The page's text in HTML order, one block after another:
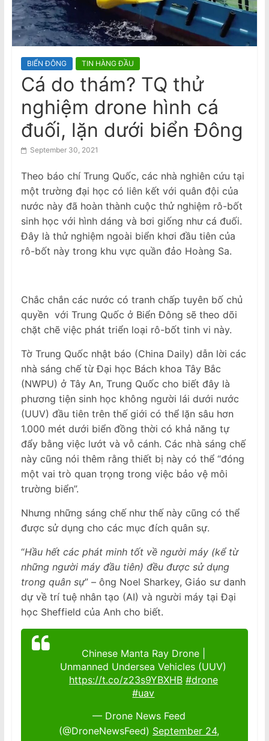
a
m
s
e
N
e
w
s
a
p
e
r
nữ gốc Việt, ngáp trong phiên tòa
National Stroke Week: Mẹo đơn giản
giúp giảm nguy cơ bị đột quỵ
BIỂN ĐÔNG TIN HÀNG ĐẦU
Cá do thám? TQ thử
nghiệm drone hình cá
đuối, lặn dưới biển Đông
September 30, 2021
Theo báo chí Trung Quốc, các nhà nghiên cứu tại
một trường đại học có liên kết với quân đội của
nước này đã hoàn thành cuộc thử nghiệm rô-bốt
sinh học với hình dáng và bơi giống như cá đuối.
Đây là thử nghiệm ngoài biển khơi đầu tiên của
rô-bốt này trong khu vực quần đảo Hoàng Sa.
Chắc chắn các nước có tranh chấp tuyên bố chủ
quyền với Trung Quốc ở Biển Đông sẽ theo dõi
chặt chẽ việc phát triển loại rô-bốt tinh vi này.
Tờ Trung Quốc nhật báo (China Daily) dẫn lời các
nhà sáng chế từ Đại học Bách khoa Tây Bắc
(NWPU) ở Tây An, Trung Quốc cho biết đây là
phương tiện sinh học không người lái dưới nước
(UUV) đầu tiên trên thế giới có thể lặn sâu hơn
1.000 mét dưới biển đồng thời có khả năng tự
đẩy bằng việc lướt và vỗ cánh. Các nhà sáng chế
này cũng nói thêm rằng thiết bị này có thể “đóng
một vai trò quan trọng trong việc bảo vệ môi
trường biển”.
Nhưng những sáng chế như thế này cũng có thể
được sử dụng cho các mục đích quân sự.
“Hầu hết các phát minh tốt về người máy (kể từ
những người máy đầu tiên) đều được sử dụng
trong quân sự” – ông Noel Sharkey, Giáo sư danh
dự về trí tuệ nhân tạo (AI) và người máy tại Đại
học Sheffield của Anh cho biết.
Chinese Manta Ray Drone |
Unmanned Undersea Vehicles (UUV)
https://t.co/z23s9YBXHB #drone
#uav
— Drone News Feed
(@DroneNewsFeed) September 24,